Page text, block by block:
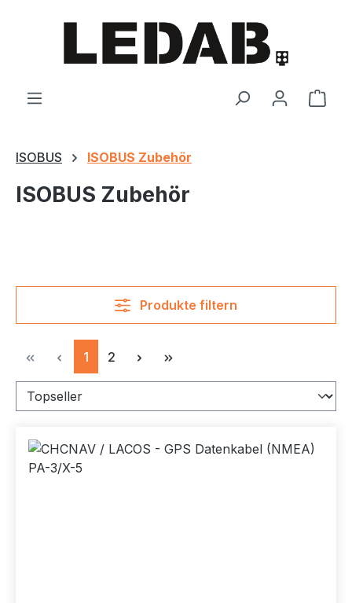
ISOBUS ISOBUS Zubehör
ISOBUS Zubehör
Produkte filtern
Seite
1 Seite
2